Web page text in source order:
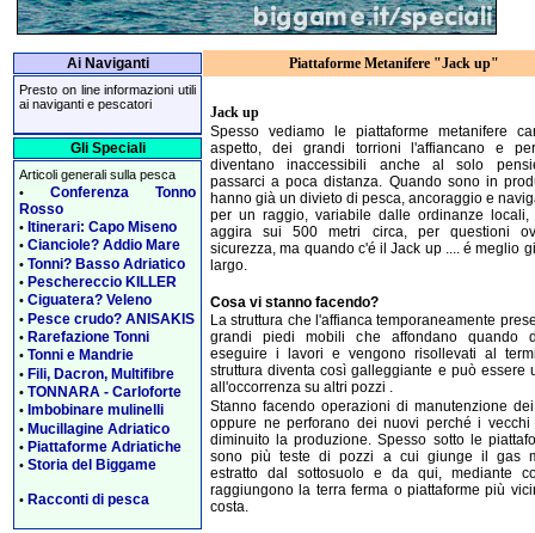
Ai Naviganti
Presto on line informazioni utili
ai naviganti e pescatori
Gli Speciali
Articoli generali sulla pesca
• Conferenza Tonno
Rosso
• Itinerari: Capo Miseno
• Cianciole? Addio Mare
• Tonni? Basso Adriatico
• Peschereccio KILLER
• Ciguatera? Veleno
• Pesce crudo? ANISAKIS
• Rarefazione Tonni
• Tonni e Mandrie
• Fili, Dacron, Multifibre
• TONNARA - Carloforte
• Imbobinare mulinelli
• Mucillagine Adriatico
• Piattaforme Adriatiche
• Storia del Biggame
• Racconti di pesca
Piattaforme Metanifere "Jack up"
Jack up
Spesso vediamo le piattaforme metanifere
aspetto, dei grandi torrioni l'affiancano e
diventano inaccessibili anche al solo
passarci a poca distanza. Quando sono in
hanno già un divieto di pesca, ancoraggio e
per un raggio, variabile dalle ordinanze locali,
aggira sui 500 metri circa, per questioni
sicurezza, ma quando c'é il Jack up .... é meglio
largo.
Cosa vi stanno facendo?
La struttura che l'affianca temporaneamente
grandi piedi mobili che affondano quando
eseguire i lavori e vengono risollevati al
struttura diventa così galleggiante e può essere
all'occorrenza su altri pozzi .
Stanno facendo operazioni di manutenzione
oppure ne perforano dei nuovi perché i vecchi
diminuito la produzione. Spesso sotto le
sono più teste di pozzi a cui giunge il gas
estratto dal sottosuolo e da qui, mediante
raggiungono la terra ferma o piattaforme più
costa.